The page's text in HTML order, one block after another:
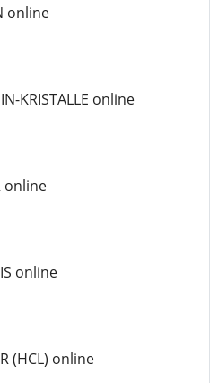
online
KRISTALLE online
online
online
(HCL) online